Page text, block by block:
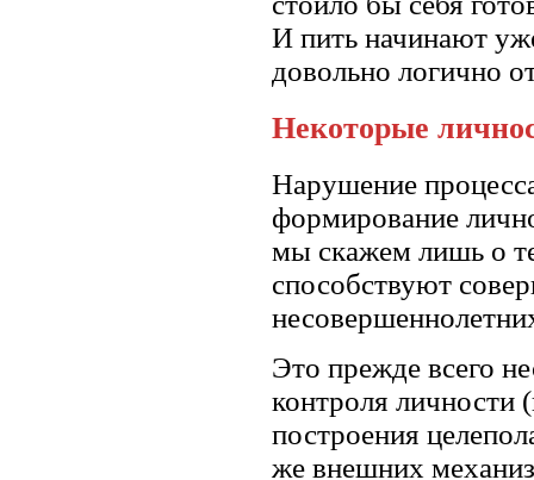
И пить начинают
довольно логично
Некоторые
Нарушение
формирование
мы скажем лишь о
способствуют
Это прежде всего
контроля личности
построения
же внешних